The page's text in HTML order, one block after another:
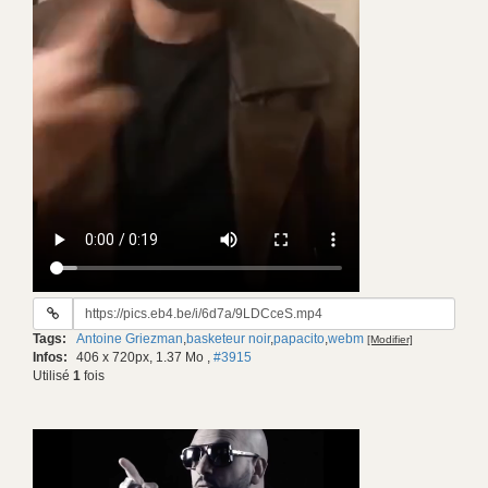
URL
gif:
Tags: Antoine Griezman,basketeur noir,papacito,webm [Modifier]
Infos: 406 x 720px, 1.37 Mo , #3915
Utilisé 1 fois